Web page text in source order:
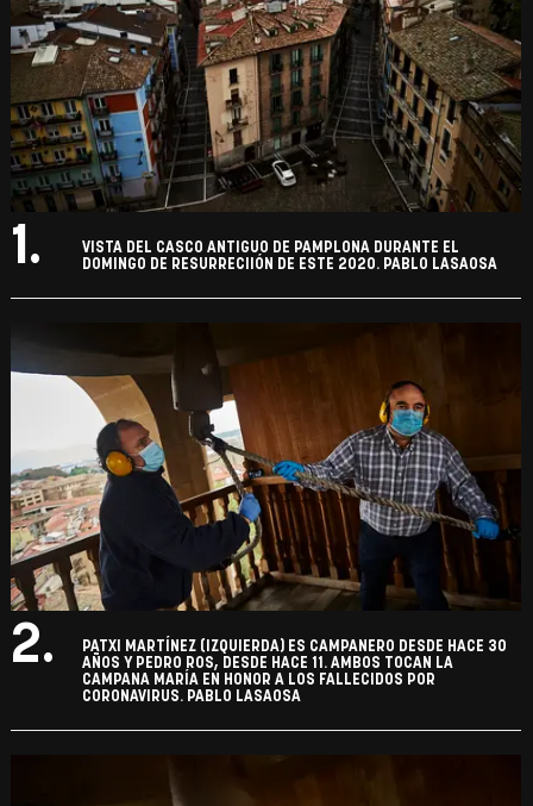
1.
VISTA DEL CASCO ANTIGUO DE PAMPLONA DURANTE EL
DOMINGO DE RESURRECIIÓN DE ESTE 2020. PABLO LASAOSA
2.
PATXI MARTÍNEZ (IZQUIERDA) ES CAMPANERO DESDE HACE 30
AÑOS Y PEDRO ROS, DESDE HACE 11. AMBOS TOCAN LA
CAMPANA MARÍA EN HONOR A LOS FALLECIDOS POR
CORONAVIRUS. PABLO LASAOSA